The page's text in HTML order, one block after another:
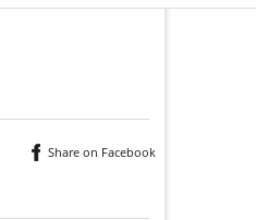
Share on Facebook